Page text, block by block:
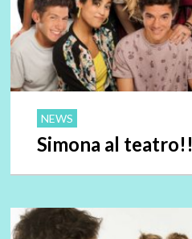
NEWS
Simona al teatro!!